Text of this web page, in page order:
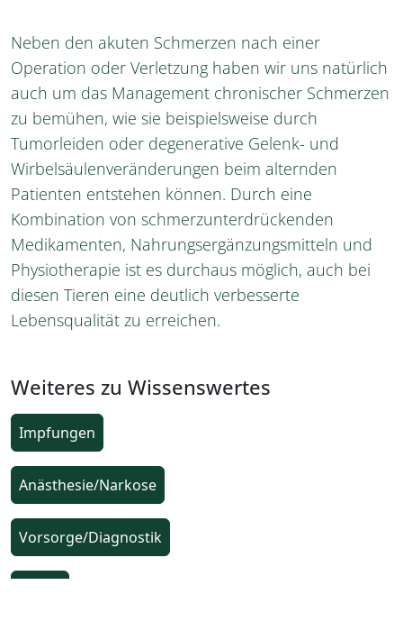
Neben den akuten Schmerzen nach einer
Operation oder Verletzung haben wir uns natürlich
auch um das Management chronischer Schmerzen
zu bemühen, wie sie beispielsweise durch
Tumorleiden oder degenerative Gelenk- und
Wirbelsäulenveränderungen beim alternden
Patienten entstehen können. Durch eine
Kombination von schmerzunterdrückenden
Medikamenten, Nahrungsergänzungsmitteln und
Physiotherapie ist es durchaus möglich, auch bei
diesen Tieren eine deutlich verbesserte
Lebensqualität zu erreichen.
Weiteres zu Wissenswertes
Impfungen
Anästhesie/Narkose
Vorsorge/Diagnostik